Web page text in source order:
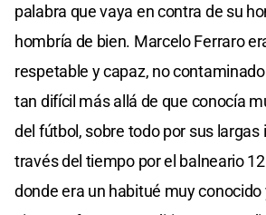
palabra que vaya en contra de su
hombría de bien. Marcelo Ferraro
respetable y capaz, no
tan difícil más allá de que conocía
del fútbol, sobre todo por sus largas
través del tiempo por el balneario
donde era un habitué muy conocido